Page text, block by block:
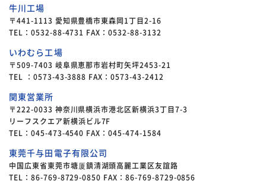
牛川工場
〒441-1113 愛知県豊橋市東森岡1丁目2-16
TEL：0532-88-4731 FAX：0532-88-3132
いわむら工場
〒509-7403 岐阜県恵那市岩村町矢坪2453-21
TEL ：0573-43-3888 FAX：0573-43-2412
関東営業所
〒222-0033 神奈川県横浜市港北区新横浜3丁目7-3
リーフスクエア新横浜ビル7F
TEL：045-473-4540 FAX：045-474-1584
東莞千与田電子有限公司
中国広東省東莞市塘厦鎮清湖頭高麗工業区友誼路
TEL：86-769-8729-0850 FAX：86-769-8729-0856